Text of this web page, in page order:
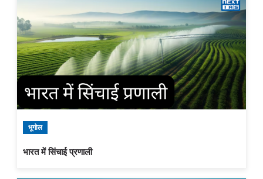
भूगोल
भारत में सिंचाई प्रणाली